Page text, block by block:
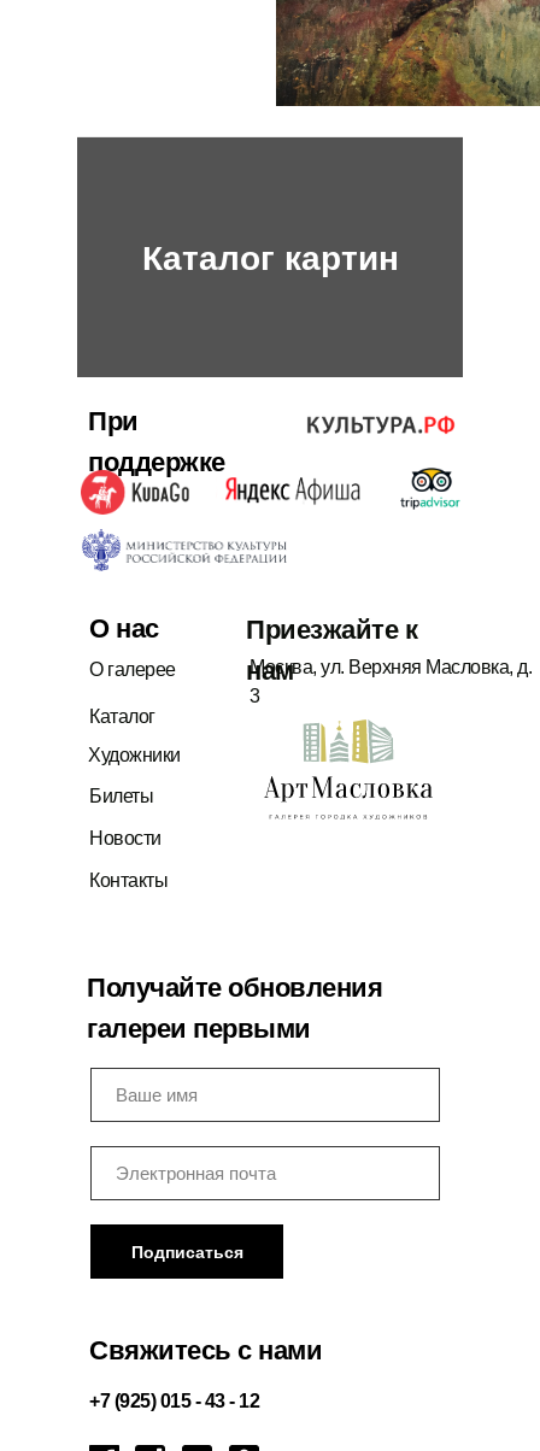
Каталог картин
О галерее
Каталог
Билеты
Новости
Контакты
Подписаться
О нас
Приезжайте к
нам
Москва, ул. Верхняя Масловка, д.
3
Получайте обновления
галереи первыми
Свяжитесь с нами
+7 (925) 015 - 43 - 12
При
поддержке
Художники